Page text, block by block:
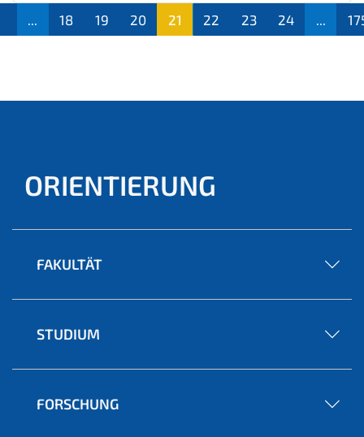
18 19 20
21
22 23 24
ORIENTIERUNG
FAKULTÄT
STUDIUM
FORSCHUNG